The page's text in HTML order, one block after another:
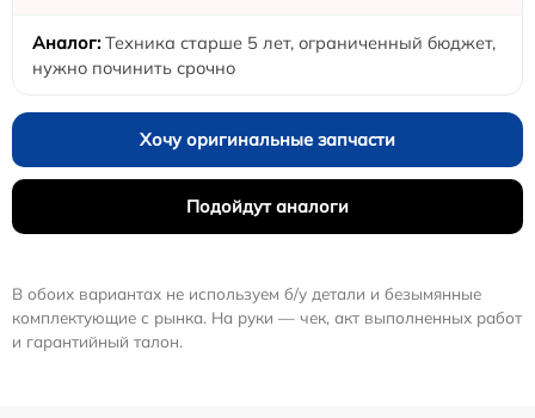
Техника старше 5 лет, ограниченный бюджет,
нужно починить срочно
Хочу оригинальные запчасти
Подойдут аналоги
В обоих вариантах не используем б/у детали и безымянные
комплектующие с рынка. На руки — чек, акт выполненных работ
и гарантийный талон.